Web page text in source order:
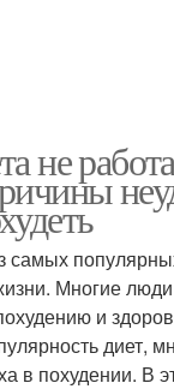
не
самых
Многие
и
диет,
в похудении. В